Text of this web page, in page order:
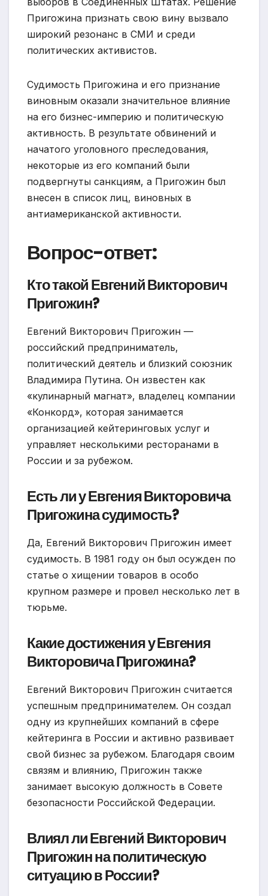
Пригожина признать свою вину вызвало
широкий резонанс в СМИ и среди
политических активистов.
Судимость Пригожина и его признание
виновным оказали значительное влияние
на его бизнес-империю и политическую
активность. В результате обвинений и
начатого уголовного преследования,
некоторые из его компаний были
подвергнуты санкциям, а Пригожин был
внесен в список лиц, виновных в
антиамериканской активности.
Вопрос-ответ:
Кто такой Евгений Викторович
Пригожин?
Евгений Викторович Пригожин —
российский предприниматель,
политический деятель и близкий союзник
Владимира Путина. Он известен как
«кулинарный магнат», владелец компании
«Конкорд», которая занимается
организацией кейтеринговых услуг и
управляет несколькими ресторанами в
России и за рубежом.
Есть ли у Евгения Викторовича
Пригожина судимость?
Да, Евгений Викторович Пригожин имеет
судимость. В 1981 году он был осужден по
статье о хищении товаров в особо
крупном размере и провел несколько лет в
тюрьме.
Какие достижения у Евгения
Викторовича Пригожина?
Евгений Викторович Пригожин считается
успешным предпринимателем. Он создал
одну из крупнейших компаний в сфере
кейтеринга в России и активно развивает
свой бизнес за рубежом. Благодаря своим
связям и влиянию, Пригожин также
занимает высокую должность в Совете
безопасности Российской Федерации.
Влиял ли Евгений Викторович
Пригожин на политическую
ситуацию в России?